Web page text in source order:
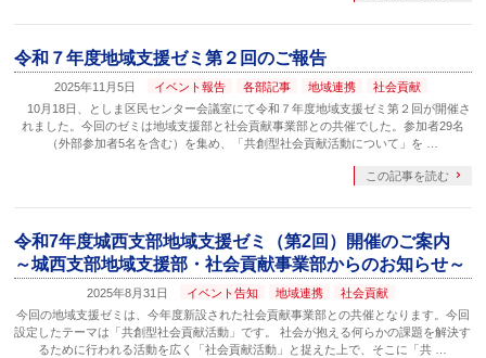
令和７年度地域支援ゼミ第２回のご報告
2025年11月5日 イベント報告 各部記事 地域連携
社会貢献
10月18日、としま区民センター会議室にて令和７年度地域支援ゼミ第２回が開催さ
れました。今回のゼミは地域支援部と社会貢献事業部との共催でした。参加者29名
（外部参加者5名を含む）を集め、「共創型社会貢献活動について」を …
この記事を読む
令和7年度城西支部地域支援ゼミ（第2回）開催のご案内
～城西支部地域支援部・社会貢献事業部からのお知らせ～
2025年8月31日 イベント告知 地域連携
社会貢献
今回の地域支援ゼミは、今年度新設された社会貢献事業部との共催となります。今回
設定したテーマは「共創型社会貢献活動」です。 社会が抱える何らかの課題を解決す
るために行われる活動を広く「社会貢献活動」と捉えた上で、そこに「共 …